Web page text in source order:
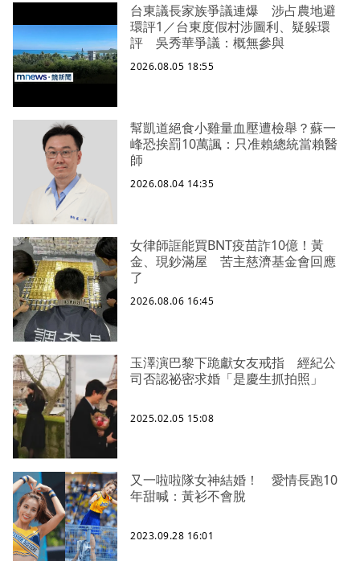
台東議長家族爭議連爆 涉占農地避
環評1／台東度假村涉圖利、疑躲環
評 吳秀華爭議：概無參與
2026.08.05 18:55
幫凱道絕食小雞量血壓遭檢舉？蘇一
峰恐挨罰10萬諷：只准賴總統當賴醫
師
2026.08.04 14:35
女律師誆能買BNT疫苗詐10億！黃
金、現鈔滿屋 苦主慈濟基金會回應
了
2026.08.06 16:45
玉澤演巴黎下跪獻女友戒指 經紀公
司否認祕密求婚「是慶生抓拍照」
2025.02.05 15:08
又一啦啦隊女神結婚！ 愛情長跑10
年甜喊：黃衫不會脫
2023.09.28 16:01